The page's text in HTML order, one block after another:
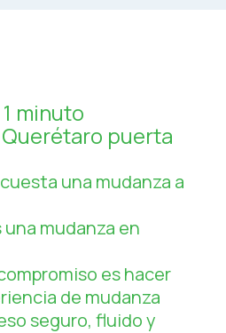
minuto
puerta
una mudanza a
una mudanza en
es hacer
de mudanza
seguro, fluido y